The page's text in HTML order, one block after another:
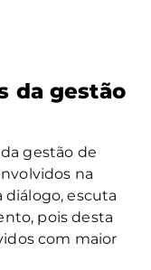
da gestão
gestão de
na
diálogo, escuta
pois desta
com maior